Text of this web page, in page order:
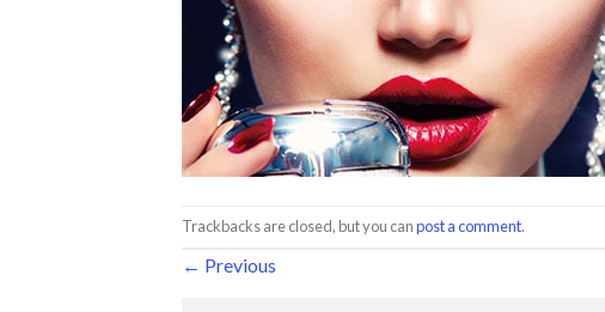
Trackbacks are closed, but you canpost a comment.
← Previous